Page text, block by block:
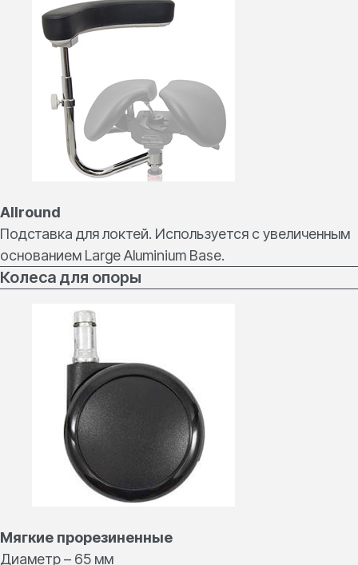
Allround
Подставка для локтей. Используется с увеличенным
основанием Large Aluminium Base.
Колеса для опоры
Мягкие прорезиненные
Диаметр – 65 мм
Нужна консультация
или есть вопросы?
Мы поможем подобрать подходящий
стул из нашего каталога